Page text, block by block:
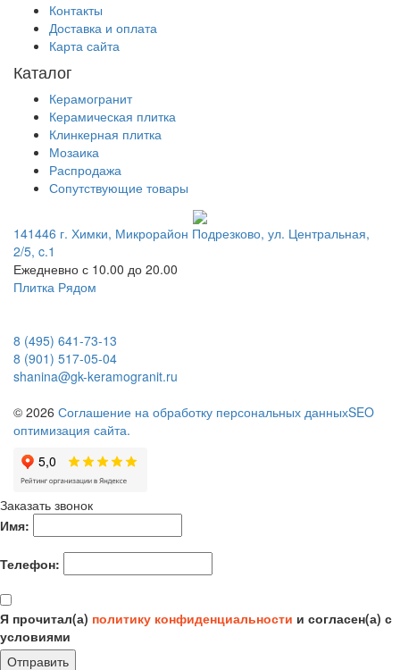
Контакты
Доставка и оплата
Карта сайта
Каталог
Керамогранит
Керамическая плитка
Клинкерная плитка
Мозаика
Распродажа
Сопутствующие товары
141446 г. Химки, Микрорайон Подрезково, ул. Центральная,
2/5, c.1
Ежедневно с 10.00 до 20.00
Плитка Рядом
8 (495) 641-73-13
8 (901) 517-05-04
shanina@gk-keramogranit.ru
© 2026 Соглашение на обработку персональных данныхSEO
оптимизация сайта.
Заказать звонок
Имя:
Телефон:
Я прочитал(а) политику конфиденциальности и согласен(а) с
условиями
Отправить